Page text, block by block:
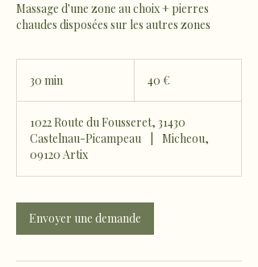
Massage d'une zone au choix + pierres
chaudes disposées sur les autres zones
30 min
i
n
40 €
1022 Route du Fousseret, 31430
Castelnau-Picampeau
Micheou,
09120 Artix
Envoyer une demande